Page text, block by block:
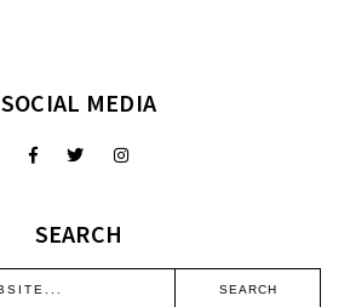
SOCIAL MEDIA
SEARCH